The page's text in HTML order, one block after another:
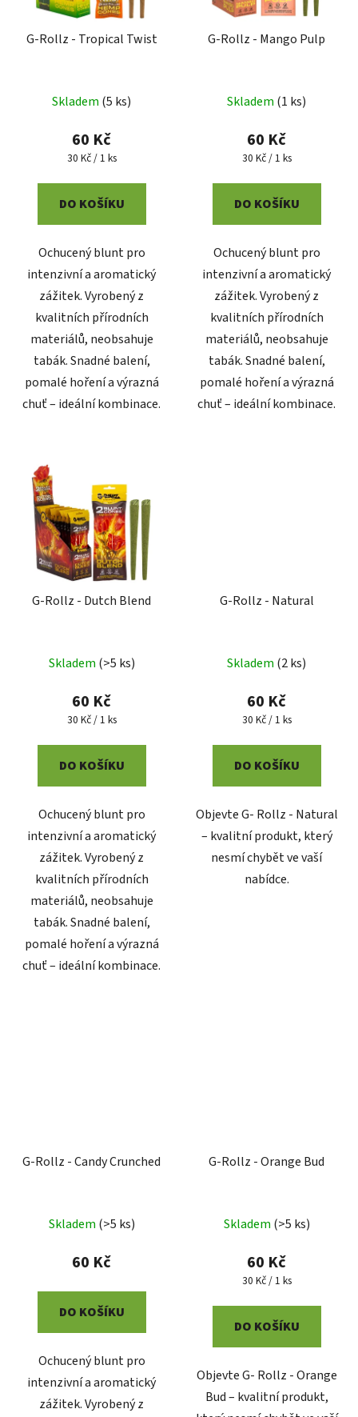
G-Rollz - Tropical Twist
Skladem (5 ks)
60 Kč
Měrná
30 Kč / 1 ks
DO KOŠÍKU
Ochucený blunt pro
intenzivní a aromatický
zážitek. Vyrobený z
kvalitních přírodních
materiálů, neobsahuje
tabák. Snadné balení,
pomalé hoření a výrazná
chuť – ideální kombinace.
G-Rollz - Mango Pulp
Skladem (1 ks)
60 Kč
Měrná
30 Kč / 1 ks
DO KOŠÍKU
Ochucený blunt pro
intenzivní a aromatický
zážitek. Vyrobený z
kvalitních přírodních
materiálů, neobsahuje
tabák. Snadné balení,
pomalé hoření a výrazná
chuť – ideální kombinace.
G-Rollz - Dutch Blend
Skladem (>5 ks)
60 Kč
Měrná
30 Kč / 1 ks
DO KOŠÍKU
Ochucený blunt pro
intenzivní a aromatický
zážitek. Vyrobený z
kvalitních přírodních
materiálů, neobsahuje
tabák. Snadné balení,
pomalé hoření a výrazná
chuť – ideální kombinace.
G-Rollz - Natural
hodnocení
produktu
je
z
Skladem (2 ks)
60 Kč
Měrná
30 Kč / 1 ks
DO KOŠÍKU
Objevte G- Rollz - Natural
– kvalitní produkt, který
nesmí chybět ve vaší
nabídce.
G-Rollz - Candy Crunched
hodnocení
produktu
5,0
z
hvězdiček.
Skladem (>5 ks)
60 Kč
DO KOŠÍKU
Ochucený blunt pro
intenzivní a aromatický
zážitek. Vyrobený z
G-Rollz - Orange Bud
Skladem (>5 ks)
60 Kč
Měrná
30 Kč / 1 ks
DO KOŠÍKU
Objevte G- Rollz - Orange
Bud – kvalitní produkt,